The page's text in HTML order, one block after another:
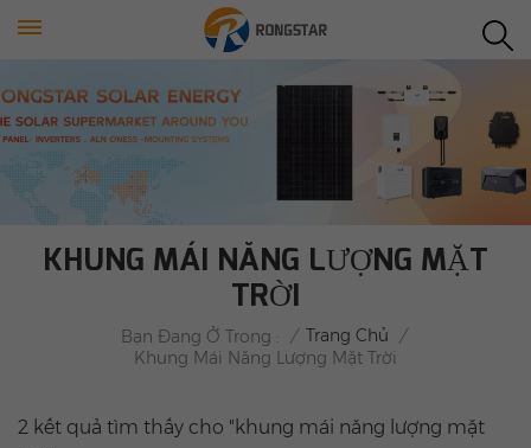
KHUNG MÁI NĂNG LƯỢNG MẶT
TRỜI
Bạn Đang Ở Trong : / Trang Chủ
/
Khung Mái Năng Lượng Mặt Trời
2 kết quả tìm thấy cho "khung mái năng lượng mặt